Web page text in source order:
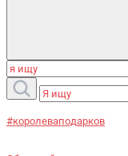
#королеваподарков